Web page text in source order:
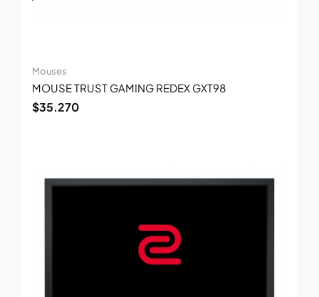
Mouses
MOUSE TRUST GAMING REDEX GXT98
$35.270